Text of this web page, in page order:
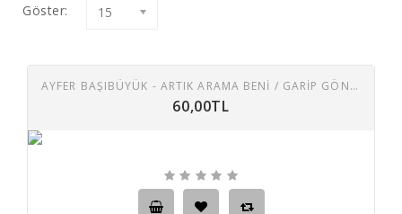
Göster: 15
AYFER BAŞIBÜYÜK - ARTIK ARAMA BENI / GARIP GÖNLÜM
60,00TL